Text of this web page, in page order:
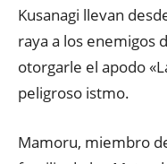
Kusanagi llevan
raya a los enemigos
otorgarle el apodo
peligroso istmo.
Mamoru, miembro